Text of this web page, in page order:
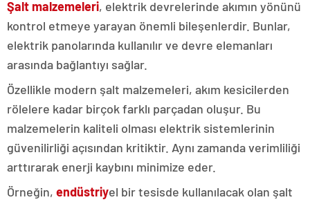
Şalt malzemeleri, elektrik devrelerinde akımın yönünü
kontrol etmeye yarayan önemli bileşenlerdir. Bunlar,
elektrik panolarında kullanılır ve devre elemanları
arasında bağlantıyı sağlar.
Özellikle modern şalt malzemeleri, akım kesicilerden
rölelere kadar birçok farklı parçadan oluşur. Bu
malzemelerin kaliteli olması elektrik sistemlerinin
güvenilirliği açısından kritiktir. Aynı zamanda verimliliği
arttırarak enerji kaybını minimize eder.
Örneğin, endüstriyel bir tesisde kullanılacak olan şalt